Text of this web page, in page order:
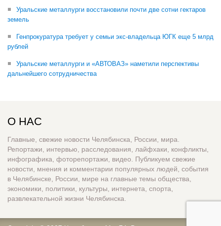
Уральские металлурги восстановили почти две сотни гектаров
земель
Генпрокуратура требует у семьи экс-владельца ЮГК еще 5 млрд
рублей
Уральские металлурги и «АВТОВАЗ» наметили перспективы
дальнейшего сотрудничества
О НАС
Главные, свежие новости Челябинска, России, мира.
Репортажи, интервью, расследования, лайфхаки, конфликты,
инфографика, фоторепортажи, видео. Публикуем свежие
новости, мнения и комментарии популярных людей, события
в Челябинске, России, мире на главные темы общества,
экономики, политики, культуры, интернета, спорта,
развлекательной жизни Челябинска.